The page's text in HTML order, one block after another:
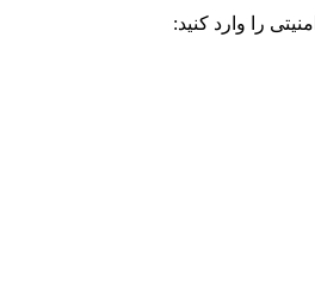
را وارد کنید: